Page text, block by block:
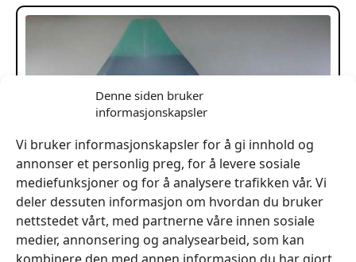
Denne siden bruker
informasjonskapsler
Vi bruker informasjonskapsler for å gi innhold og
annonser et personlig preg, for å levere sosiale
mediefunksjoner og for å analysere trafikken vår. Vi
deler dessuten informasjon om hvordan du bruker
nettstedet vårt, med partnerne våre innen sosiale
medier, annonsering og analysearbeid, som kan
varianter.
på
produktsiden